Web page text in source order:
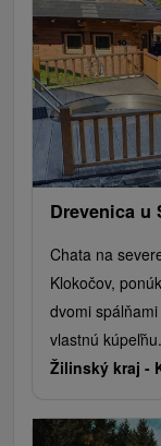
Drevenica u
Chata na
Klokočov,
dvomi
vlastnú
Žilinský kraj -